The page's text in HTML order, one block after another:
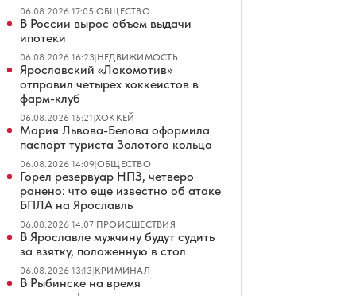
06.08.2026 17:05|ОБЩЕСТВО
В России вырос объем выдачи
ипотеки
06.08.2026 16:23|НЕДВИЖИМОСТЬ
Ярославский «Локомотив»
отправил четырех хоккеистов в
фарм-клуб
06.08.2026 15:21|ХОККЕЙ
Мария Львова-Белова оформила
паспорт туриста Золотого кольца
06.08.2026 14:09|ОБЩЕСТВО
Горел резервуар НПЗ, четверо
ранено: что еще известно об атаке
БПЛА на Ярославль
06.08.2026 14:07|ПРОИСШЕСТВИЯ
В Ярославле мужчину будут судить
за взятку, положенную в стол
06.08.2026 13:13|КРИМИНАЛ
В Рыбинске на время